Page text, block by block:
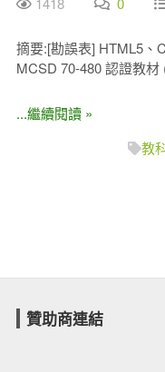
摘要:[勘誤表] HTML5、
MCSD 70-480 認證教材
...繼續閱讀 »
教
贊助商連結